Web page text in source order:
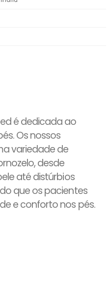
é dedicada ao
Os nossos
variedade de
desde
até distúrbios
que os pacientes
e conforto nos pés.